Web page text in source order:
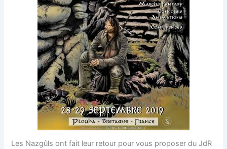
Les Nazgûls ont fait leur retour pour vous proposer du JdR